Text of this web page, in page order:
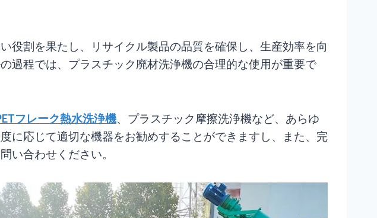
役割を果たし、リサイクル製品の品質を確保し、生産効率を向
過程では、プラスチック廃材洗浄機の合理的な使用が重要で
フレーク熱水洗浄機、プラスチック摩擦洗浄機など、あらゆ
に応じて適切な機器をお勧めすることができますし、また、完
い合わせください。